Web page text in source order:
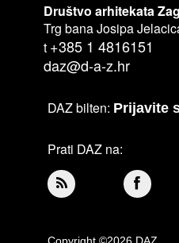
Društvo arhitekata
Trg bana Josipa
t +385 1 4816151
daz@d-a-z.hr
DAZ bilten: Prijavite
Prati DAZ na:
Copyright ©2026 DAZ.